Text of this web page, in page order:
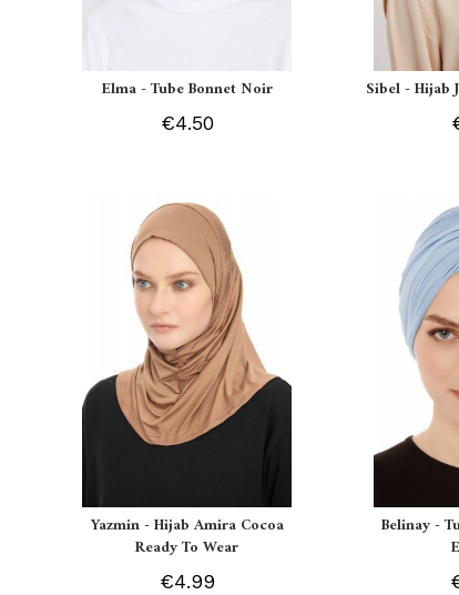
Elma - Tube Bonnet Noir
€4.50
Sibel - Hijab
Yazmin - Hijab Amira Cocoa
Ready To Wear
€4.99
Belinay -